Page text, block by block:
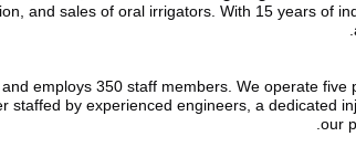
and sales of oral irrigators. With 15 years of
employs 350 staff members. We operate
staffed by experienced engineers, a dedicated
our